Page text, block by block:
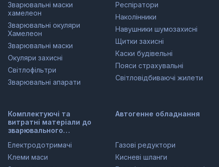
Зварювальні маски
хамелеон
Зварювальні окуляри
Хамелеон
Зварювальні маски
Окуляри захисні
Світлофільтри
Зварювальні апарати
Респіратори
Наколінники
Навушники шумозахисні
Щитки захисні
Каски будівельні
Пояси страхувальні
Світловідбиваючі жилети
Комплектуючі та
витратні матеріали до
зварювального
Електродотримачі
Клеми маси
Автогенне обладнання
Газові редуктори
Кисневі шланги